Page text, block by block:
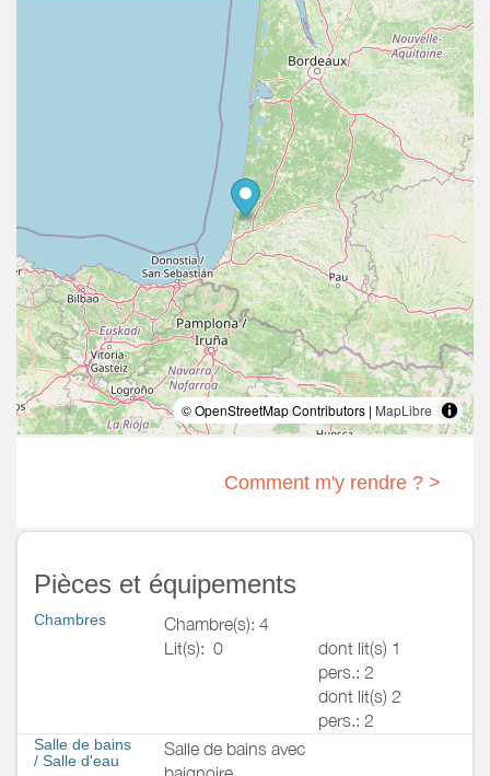
© OpenStreetMap Contributors | MapLibre
Comment m'y rendre ? >
Pièces et équipements
Chambres
Chambre(s): 4
Lit(s): 0
dont lit(s) 1
pers.: 2
dont lit(s) 2
pers.: 2
Salle de bains
/ Salle d'eau
Salle de bains avec